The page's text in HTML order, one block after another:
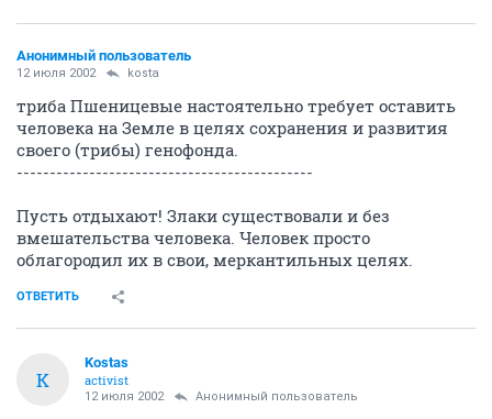
Анонимный пользователь
12 июля 2002 kosta
триба Пшеницевые настоятельно требует оставить
человека на Земле в целях сохранения и развития
своего (трибы) генофонда.
---------------------------------------------
Пусть отдыхают! Злаки существовали и без
вмешательства человека. Человек просто
облагородил их в свои, меркантильных целях.
ОТВЕТИТЬ
K
Kostas
activist
12 июля 2002 Анонимный пользователь